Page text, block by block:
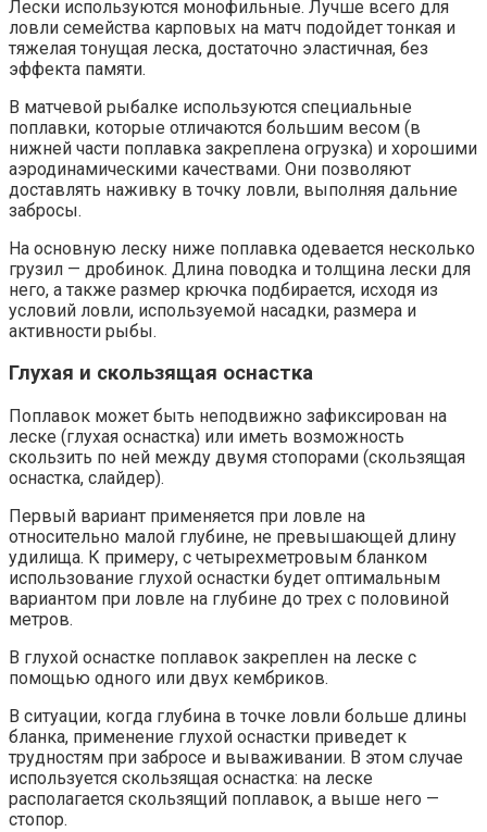
Лески используются монофильные. Лучше всего для
ловли семейства карповых на матч подойдет тонкая и
тяжелая тонущая леска, достаточно эластичная, без
эффекта памяти.
В матчевой рыбалке используются специальные
поплавки, которые отличаются большим весом (в
нижней части поплавка закреплена огрузка) и хорошими
аэродинамическими качествами. Они позволяют
доставлять наживку в точку ловли, выполняя дальние
забросы.
На основную леску ниже поплавка одевается несколько
грузил — дробинок. Длина поводка и толщина лески для
него, а также размер крючка подбирается, исходя из
условий ловли, используемой насадки, размера и
активности рыбы.
Глухая и скользящая оснастка
Поплавок может быть неподвижно зафиксирован на
леске (глухая оснастка) или иметь возможность
скользить по ней между двумя стопорами (скользящая
оснастка, слайдер).
Первый вариант применяется при ловле на
относительно малой глубине, не превышающей длину
удилища. К примеру, с четырехметровым бланком
использование глухой оснастки будет оптимальным
вариантом при ловле на глубине до трех с половиной
метров.
В глухой оснастке поплавок закреплен на леске с
помощью одного или двух кембриков.
В ситуации, когда глубина в точке ловли больше длины
бланка, применение глухой оснастки приведет к
трудностям при забросе и вываживании. В этом случае
используется скользящая оснастка: на леске
располагается скользящий поплавок, а выше него —
стопор.